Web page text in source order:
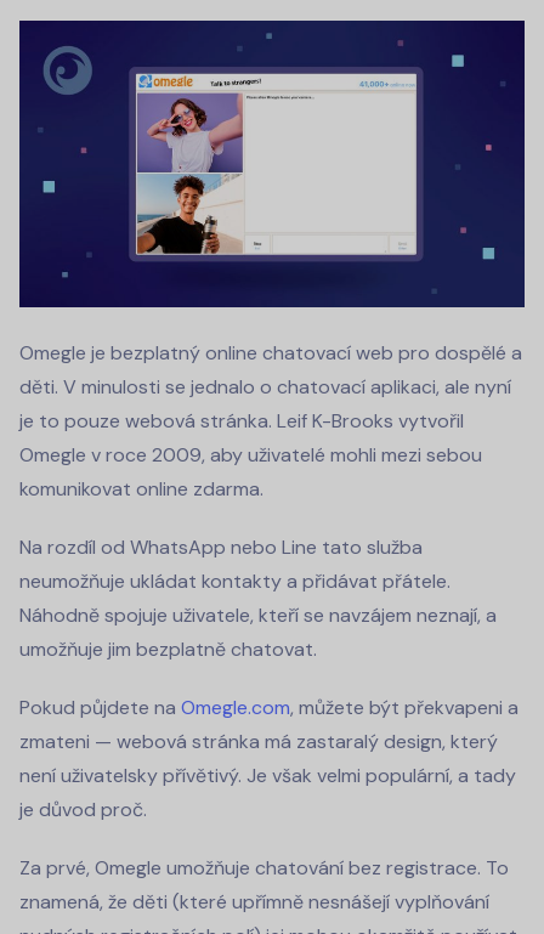
Omegle je bezplatný online chatovací web pro dospělé a
děti. V minulosti se jednalo o chatovací aplikaci, ale nyní
je to pouze webová stránka. Leif K-Brooks vytvořil
Omegle v roce 2009, aby uživatelé mohli mezi sebou
komunikovat online zdarma.
Na rozdíl od WhatsApp nebo Line tato služba
neumožňuje ukládat kontakty a přidávat přátele.
Náhodně spojuje uživatele, kteří se navzájem neznají, a
umožňuje jim bezplatně chatovat.
Pokud půjdete na Omegle.com, můžete být překvapeni a
zmateni — webová stránka má zastaralý design, který
není uživatelsky přívětivý. Je však velmi populární, a tady
je důvod proč.
Za prvé, Omegle umožňuje chatování bez registrace. To
znamená, že děti (které upřímně nesnášejí vyplňování